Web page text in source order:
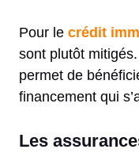
Pour le crédit
sont plutôt
permet de
financement qui
Les